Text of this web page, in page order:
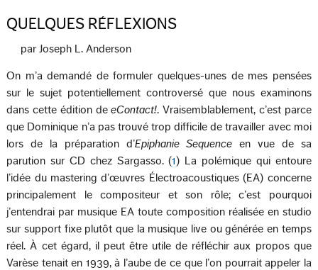
QUELQUES RÉFLEXIONS
par Joseph L. Anderson
On m’a demandé de formuler quelques-unes de mes pensées
sur le sujet potentiellement controversé que nous examinons
dans cette édition deeContact!. Vraisemblablement, c’est parce
que Dominique n’a pas trouvé trop difficile de travailler avec moi
lors de la préparation d’Epiphanie Sequenceen vue de sa
parution sur CD chez Sargasso. (1) La polémique qui entoure
l’idée du mastering d’œuvres Électroacoustiques (EA) concerne
principalement le compositeur et son rôle; c’est pourquoi
j’entendrai par musique EA toute composition réalisée en studio
sur support fixe plutôt que la musique live ou générée en temps
réel. À cet égard, il peut être utile de réfléchir aux propos que
Varèse tenait en 1939, à l’aube de ce que l’on pourrait appeler la